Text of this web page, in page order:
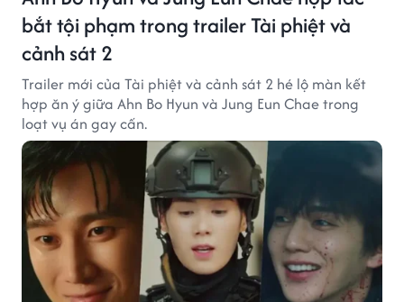
bắt tội phạm trong trailer Tài phiệt và
cảnh sát 2
Trailer mới của Tài phiệt và cảnh sát 2 hé lộ màn kết
hợp ăn ý giữa Ahn Bo Hyun và Jung Eun Chae trong
loạt vụ án gay cấn.